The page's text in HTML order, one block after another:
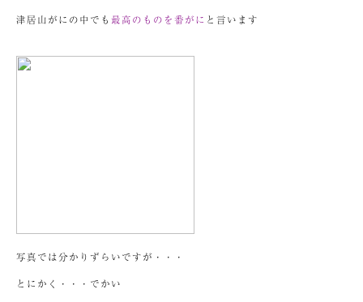
津居山がにの中でも 最高のものを番がに と言います
写真では分かりずらいですが・・・
とにかく・・・でかい